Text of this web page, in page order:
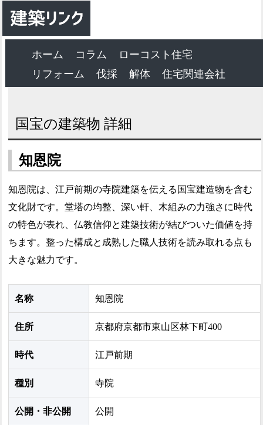
ホーム コラム
ローコスト住宅
リフォーム
伐採 解体 住宅関連会社
国宝の建築物 詳細
知恩院
知恩院は、江戸前期の寺院建築を伝える国宝建造物を含む
文化財です。堂塔の均整、深い軒、木組みの力強さに時代
の特色が表れ、仏教信仰と建築技術が結びついた価値を持
ちます。整った構成と成熟した職人技術を読み取れる点も
大きな魅力です。
名称 知恩院
住所 京都府京都市東山区林下町400
時代 江戸前期
種別 寺院
公開・非公開 公開